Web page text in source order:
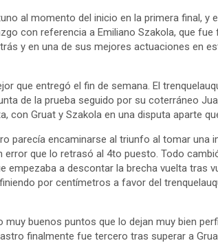
al momento del inicio en la primera final, y
con referencia a Emiliano Szakola, que
y en una de sus mejores actuaciones en
que entregó el fin de semana. El
de la prueba seguido por su coterráneo
con Gruat y Szakola en una disputa aparte
parecía encaminarse al triunfo al tomar una
que lo retrasó al 4to puesto. Todo
empezaba a descontar la brecha vuelta tras
por centímetros a favor del
buenos puntos que lo dejan muy bien
finalmente fue tercero tras superar a